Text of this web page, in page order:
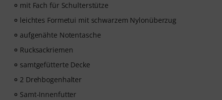
mit Fach für Schulterstütze
leichtes Formetui mit schwarzem Nylonüberzug
aufgenähte Notentasche
Rucksackriemen
samtgefütterte Decke
2 Drehbogenhalter
Samt-Innenfutter